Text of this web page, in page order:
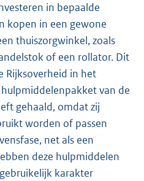
in bepaalde
kopen in een gewone
thuiszorgwinkel, zoals
of een rollator. Dit
Rijksoverheid in het
van de
gehaald, omdat zij
worden of passen
net als een
deze hulpmiddelen
karakter